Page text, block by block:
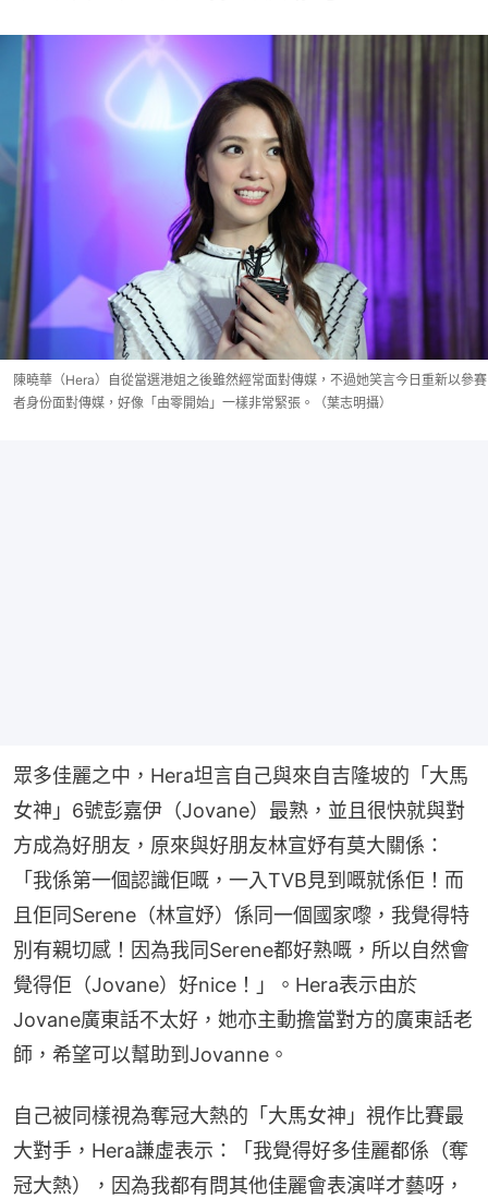
陳曉華（Hera）自從當選港姐之後雖然經常面對傳媒，不過她笑言今日重新以參賽
者身份面對傳媒，好像「由零開始」一樣非常緊張。（葉志明攝）
眾多佳麗之中，Hera坦言自己與來自吉隆坡的「大馬
女神」6號彭嘉伊（Jovane）最熟，並且很快就與對
方成為好朋友，原來與好朋友林宣妤有莫大關係：
「我係第一個認識佢嘅，一入TVB見到嘅就係佢！而
且佢同Serene（林宣妤）係同一個國家嚟，我覺得特
別有親切感！因為我同Serene都好熟嘅，所以自然會
覺得佢（Jovane）好nice！」。Hera表示由於
Jovane廣東話不太好，她亦主動擔當對方的廣東話老
師，希望可以幫助到Jovanne。
自己被同樣視為奪冠大熱的「大馬女神」視作比賽最
大對手，Hera謙虛表示：「我覺得好多佳麗都係（奪
冠大熱），因為我都有問其他佳麗會表演咩才藝呀，